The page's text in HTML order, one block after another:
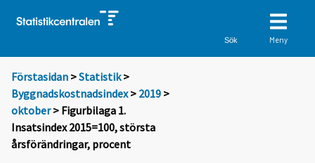
Sök Meny
Förstasidan >Statistik >
Byggnadskostnadsindex> 2019 >
oktober> Figurbilaga 1.
Insatsindex 2015=100, största
årsförändringar, procent